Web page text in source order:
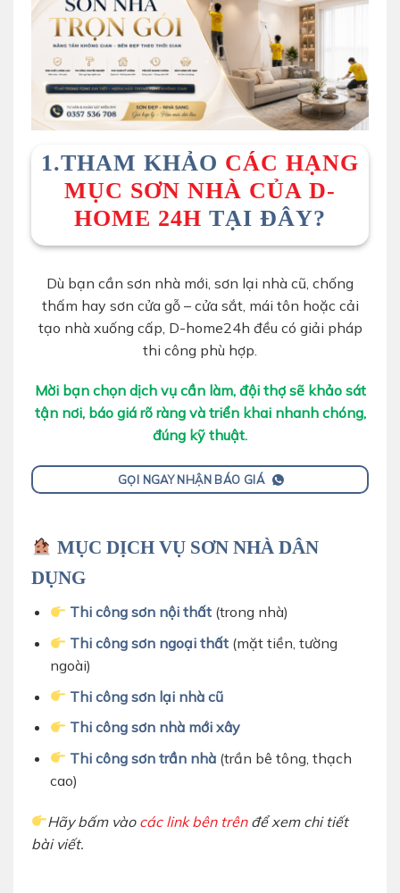
1.THAM KHẢO CÁC HẠNG
MỤC SƠN NHÀ CỦA D-
HOME 24H TẠI ĐÂY?
Dù bạn cần sơn nhà mới, sơn lại nhà cũ, chống
thấm hay sơn cửa gỗ – cửa sắt, mái tôn hoặc cải
tạo nhà xuống cấp, D-home24h đều có giải pháp
thi công phù hợp.
Mời bạn chọn dịch vụ cần làm, đội thợ sẽ khảo sát
tận nơi, báo giá rõ ràng và triển khai nhanh chóng,
đúng kỹ thuật.
GỌI NGAY NHẬN BÁO GIÁ
MỤC DỊCH VỤ SƠN NHÀ DÂN
DỤNG
Thi công sơn nội thất (trong nhà)
Thi công sơn ngoại thất (mặt tiền, tường
ngoài)
Thi công sơn lại nhà cũ
Thi công sơn nhà mới xây
Thi công sơn trần nhà (trần bê tông, thạch
cao)
Hãy bấm vàocác link bên trên để xem chi tiết
bài viết.